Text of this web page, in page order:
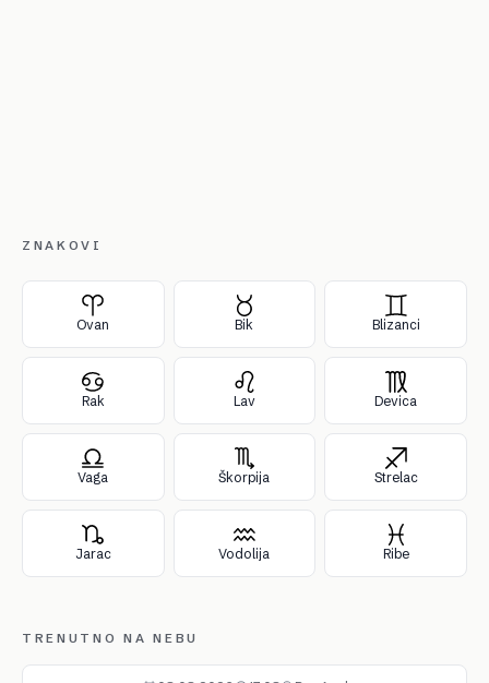
ZNAKOVI
Ovan Bik Blizanci
Rak Lav Devica
Vaga Škorpija Strelac
Jarac Vodolija Ribe
TRENUTNO NA NEBU